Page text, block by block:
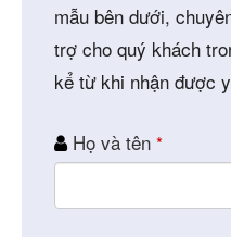
mẫu bên dưới,
trợ cho quý khách
kể từ khi nhận được
Họ và tên *